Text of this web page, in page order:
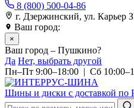
8 (800) 500-04-86
г. Дзержинский, ул. Карьер
Ваш город:
×
Ваш город – Пушкино?
Да Нет, выбрать другой
Пн–Пт 9:00–18:00 | Сб
Шины и диски с доставкой по